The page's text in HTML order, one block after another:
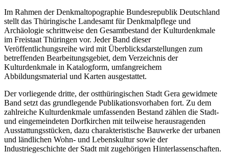
Im Rahmen der Denkmaltopographie Bundesrepublik Deutschland
stellt das Thüringische Landesamt für Denkmalpflege und
Archäologie schrittweise den Gesamtbestand der Kulturdenkmale
im Freistaat Thüringen vor. Jeder Band dieser
Veröffentlichungsreihe wird mit Überblicksdarstellungen zum
betreffenden Bearbeitungsgebiet, dem Verzeichnis der
Kulturdenkmale in Katalogform, umfangreichem
Abbildungsmaterial und Karten ausgestattet.
Der vorliegende dritte, der ostthüringischen Stadt Gera gewidmete
Band setzt das grundlegende Publikationsvorhaben fort. Zu dem
zahlreiche Kulturdenkmale umfassenden Bestand zählen die Stadt-
und eingemeindeten Dorfkirchen mit teilweise herausragenden
Ausstattungsstücken, dazu charakteristische Bauwerke der urbanen
und ländlichen Wohn- und Lebenskultur sowie der
Industriegeschichte der Stadt mit zugehörigen Hinterlassenschaften.